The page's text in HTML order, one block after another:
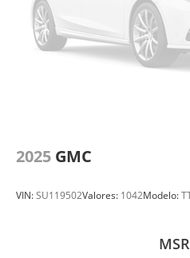
2025 GMC
VIN:SU119502Valores: 1042Modelo: